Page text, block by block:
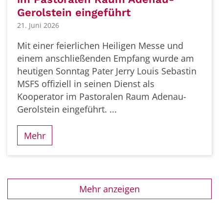
Gerolstein eingeführt
21. Juni 2026
Mit einer feierlichen Heiligen Messe und
einem anschließenden Empfang wurde am
heutigen Sonntag Pater Jerry Louis Sebastin
MSFS offiziell in seinen Dienst als
Kooperator im Pastoralen Raum Adenau-
Gerolstein eingeführt. ...
Mehr
Mehr anzeigen